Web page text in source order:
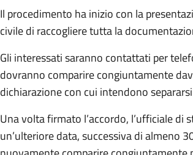
Il procedimento ha inizio con la
civile di raccogliere tutta la
Gli interessati saranno contattati per
dovranno comparire congiuntamente
dichiarazione con cui intendono
Una volta firmato l’accordo, l’ufficiale di
un’ulteriore data, successiva di almeno